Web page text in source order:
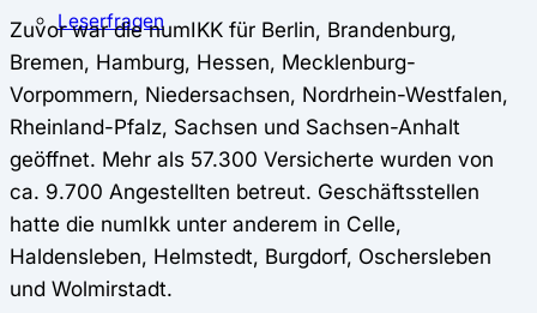
Leserfragen
Zuvor war die numIKK für Berlin, Brandenburg,
Bremen, Hamburg, Hessen, Mecklenburg-
Vorpommern, Niedersachsen, Nordrhein-Westfalen,
Rheinland-Pfalz, Sachsen und Sachsen-Anhalt
geöffnet. Mehr als 57.300 Versicherte wurden von
ca. 9.700 Angestellten betreut. Geschäftsstellen
hatte die numIkk unter anderem in Celle,
Haldensleben, Helmstedt, Burgdorf, Oschersleben
und Wolmirstadt.